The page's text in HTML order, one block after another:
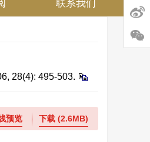
联系我们
28(4): 495-503.
预览 下载(2.6MB)